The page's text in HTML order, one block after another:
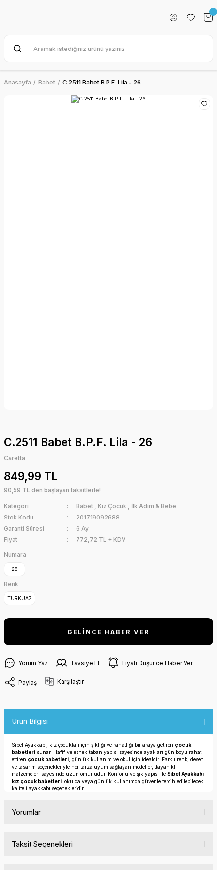
Anasayfa Babet C.2511 Babet B.P.F. Lila - 26
C.2511 Babet B.P.F. Lila - 26
Caretta
849,99 TL
90,59 TL den başlayan taksitlerle!
Kategori Babet , Kız Çocuk , İlk Adım & Bebe
Stok Kodu
201719092688
Garanti Süresi
6 Ay
Fiyat
772,72 TL + KDV
Numara
28
Renk
TURKUAZ
GELİNCE HABER VER
Yorum Yaz Tavsiye Et Fiyatı Düşünce Haber Ver
Paylaş Karşılaştır
Ürün Bilgisi
Sibel Ayakkabı, kız çocukları için şıklığı ve rahatlığı bir araya getiren çocuk
babetleri sunar. Hafif ve esnek taban yapısı sayesinde ayakları gün boyu rahat
ettiren çocuk babetleri , günlük kullanım ve okul için idealdir. Farklı renk, desen
ve tasarım seçenekleriyle her tarza uyum sağlayan modeller, dayanıklı
malzemeleri sayesinde uzun ömürlüdür. Konforlu ve şık yapısı ile Sibel Ayakkabı
kız çocuk babetleri , okulda veya günlük kullanımda güvenle tercih edilebilecek
kaliteli ayakkabı seçenekleridir.
Yorumlar
Taksit Seçenekleri